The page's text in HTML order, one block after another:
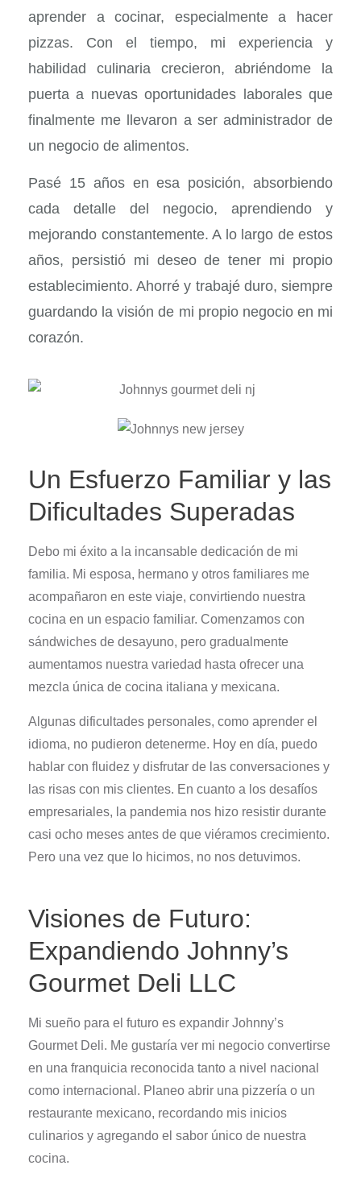
aprender a cocinar, especialmente a hacer
pizzas. Con el tiempo, mi experiencia y
habilidad culinaria crecieron, abriéndome la
puerta a nuevas oportunidades laborales que
finalmente me llevaron a ser administrador de
un negocio de alimentos.
Pasé 15 años en esa posición, absorbiendo
cada detalle del negocio, aprendiendo y
mejorando constantemente. A lo largo de estos
años, persistió mi deseo de tener mi propio
establecimiento. Ahorré y trabajé duro, siempre
guardando la visión de mi propio negocio en mi
corazón.
Un Esfuerzo Familiar y las
Dificultades Superadas
Debo mi éxito a la incansable dedicación de mi
familia. Mi esposa, hermano y otros familiares me
acompañaron en este viaje, convirtiendo nuestra
cocina en un espacio familiar. Comenzamos con
sándwiches de desayuno, pero gradualmente
aumentamos nuestra variedad hasta ofrecer una
mezcla única de cocina italiana y mexicana.
Algunas dificultades personales, como aprender el
idioma, no pudieron detenerme. Hoy en día, puedo
hablar con fluidez y disfrutar de las conversaciones y
las risas con mis clientes. En cuanto a los desafíos
empresariales, la pandemia nos hizo resistir durante
casi ocho meses antes de que viéramos crecimiento.
Pero una vez que lo hicimos, no nos detuvimos.
Visiones de Futuro:
Expandiendo Johnny’s
Gourmet Deli LLC
Mi sueño para el futuro es expandir Johnny’s
Gourmet Deli. Me gustaría ver mi negocio convertirse
en una franquicia reconocida tanto a nivel nacional
como internacional. Planeo abrir una pizzería o un
restaurante mexicano, recordando mis inicios
culinarios y agregando el sabor único de nuestra
cocina.